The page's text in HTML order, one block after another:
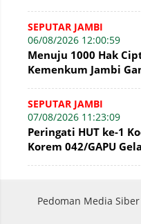
Secara Admin
SEPUTAR JAMBI
06/08/2026 12:00:59
Menuju 1000 Hak
Kemenkum Jambi
SEPUTAR JAMBI
07/08/2026 11:23:09
Peringati HUT ke-1
Korem 042/GAPU
Pedoman Media Siber